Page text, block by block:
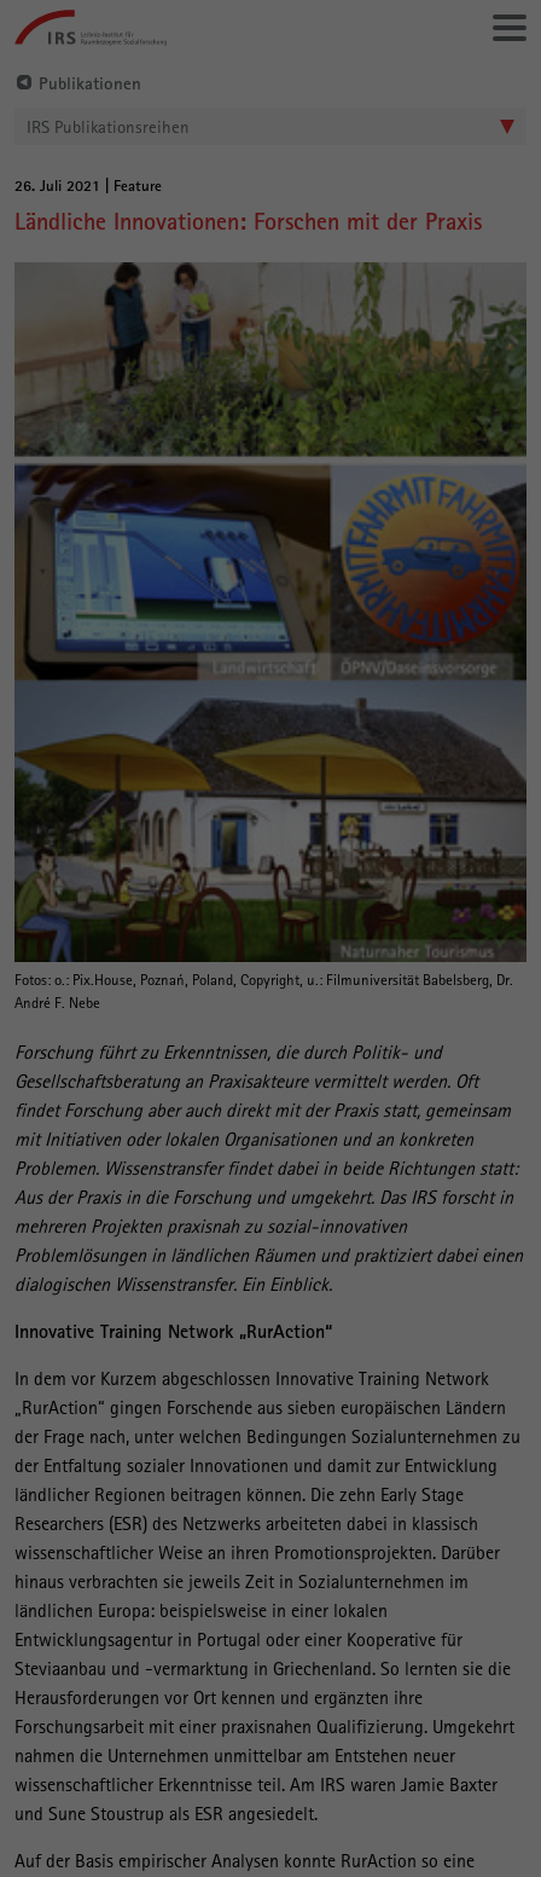
Gehe
direkt
zu:
Leibniz-
Institut
für
Sozialforschung
Publikationen
IRS Publikationsreihen
Hauptinhalt
26. Juli 2021 | Feature
Ländliche Innovationen: Forschen mit der Praxis
Fotos: o.: Pix.House, Poznań, Poland, Copyright, u.: Filmuniversität Babelsberg, Dr.
André F. Nebe
Forschung führt zu Erkenntnissen, die durch Politik- und
Gesellschaftsberatung an Praxisakteure vermittelt werden. Oft
findet Forschung aber auch direkt mit der Praxis statt, gemeinsam
mit Initiativen oder lokalen Organisationen und an konkreten
Problemen. Wissenstransfer findet dabei in beide Richtungen statt:
Aus der Praxis in die Forschung und umgekehrt. Das IRS forscht in
mehreren Projekten praxisnah zu sozial-innovativen
Problemlösungen in ländlichen Räumen und praktiziert dabei einen
dialogischen Wissenstransfer. Ein Einblick.
Innovative Training Network „RurAction“
In dem vor Kurzem abgeschlossen Innovative Training Network
„RurAction“ gingen Forschende aus sieben europäischen Ländern
der Frage nach, unter welchen Bedingungen Sozialunternehmen zu
der Entfaltung sozialer Innovationen und damit zur Entwicklung
ländlicher Regionen beitragen können. Die zehn Early Stage
Researchers (ESR) des Netzwerks arbeiteten dabei in klassisch
wissenschaftlicher Weise an ihren Promotionsprojekten. Darüber
hinaus verbrachten sie jeweils Zeit in Sozialunternehmen im
ländlichen Europa: beispielsweise in einer lokalen
Entwicklungsagentur in Portugal oder einer Kooperative für
Steviaanbau und -vermarktung in Griechenland. So lernten sie die
Herausforderungen vor Ort kennen und ergänzten ihre
Forschungsarbeit mit einer praxisnahen Qualifizierung. Umgekehrt
nahmen die Unternehmen unmittelbar am Entstehen neuer
wissenschaftlicher Erkenntnisse teil. Am IRS waren Jamie Baxter
und Sune Stoustrup als ESR angesiedelt.
Auf der Basis empirischer Analysen konnte RurAction so eine